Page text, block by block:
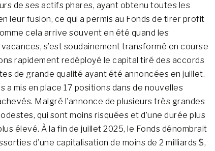
de ses actifs phares, ayant obtenu toutes les
leur fusion, ce qui a permis au Fonds de tirer profit
cela arrive souvent en été quand les
s’est soudainement transformé en course
rapidement redéployé le capital tiré des accords
de grande qualité ayant été annoncées en juillet.
mis en place 17 positions dans de nouvelles
Malgré l’annonce de plusieurs très grandes
qui sont moins risquées et d’une durée plus
élevé. À la fin de juillet 2025, le Fonds dénombrait
d’une capitalisation de moins de 2 milliards $,